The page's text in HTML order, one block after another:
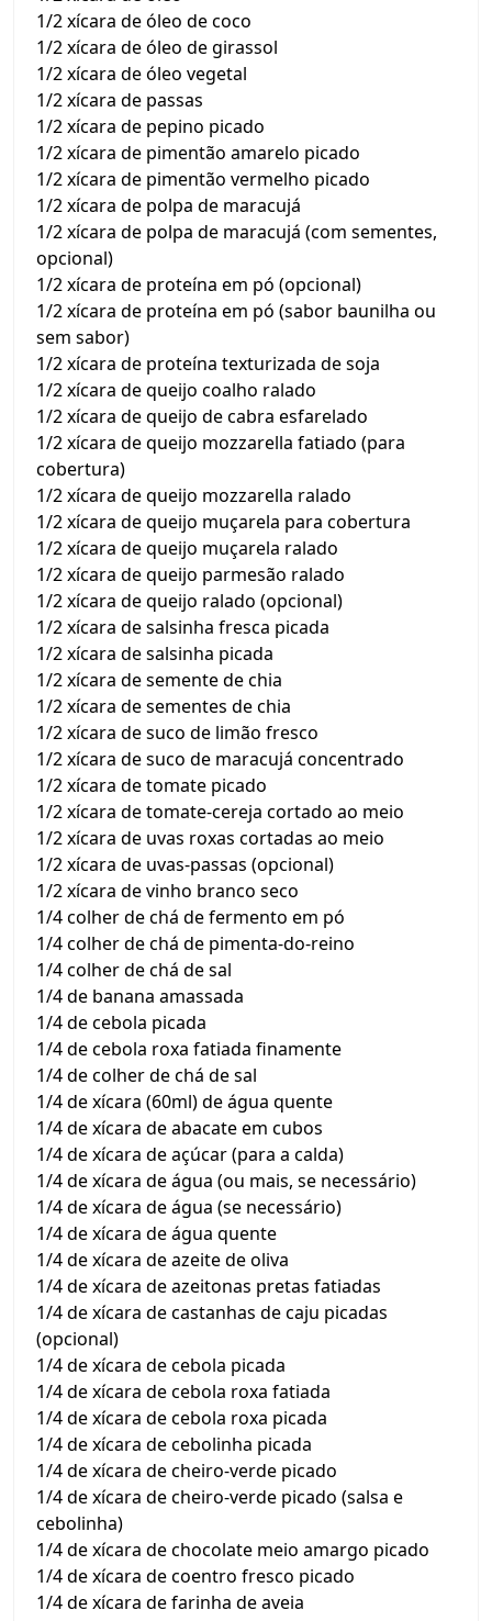
1/2 xícara de óleo de coco
1/2 xícara de óleo de girassol
1/2 xícara de óleo vegetal
1/2 xícara de passas
1/2 xícara de pepino picado
1/2 xícara de pimentão amarelo picado
1/2 xícara de pimentão vermelho picado
1/2 xícara de polpa de maracujá
1/2 xícara de polpa de maracujá (com sementes,
opcional)
1/2 xícara de proteína em pó (opcional)
1/2 xícara de proteína em pó (sabor baunilha ou
sem sabor)
1/2 xícara de proteína texturizada de soja
1/2 xícara de queijo coalho ralado
1/2 xícara de queijo de cabra esfarelado
1/2 xícara de queijo mozzarella fatiado (para
cobertura)
1/2 xícara de queijo mozzarella ralado
1/2 xícara de queijo muçarela para cobertura
1/2 xícara de queijo muçarela ralado
1/2 xícara de queijo parmesão ralado
1/2 xícara de queijo ralado (opcional)
1/2 xícara de salsinha fresca picada
1/2 xícara de salsinha picada
1/2 xícara de semente de chia
1/2 xícara de sementes de chia
1/2 xícara de suco de limão fresco
1/2 xícara de suco de maracujá concentrado
1/2 xícara de tomate picado
1/2 xícara de tomate-cereja cortado ao meio
1/2 xícara de uvas roxas cortadas ao meio
1/2 xícara de uvas-passas (opcional)
1/2 xícara de vinho branco seco
1/4 colher de chá de fermento em pó
1/4 colher de chá de pimenta-do-reino
1/4 colher de chá de sal
1/4 de banana amassada
1/4 de cebola picada
1/4 de cebola roxa fatiada finamente
1/4 de colher de chá de sal
1/4 de xícara (60ml) de água quente
1/4 de xícara de abacate em cubos
1/4 de xícara de açúcar (para a calda)
1/4 de xícara de água (ou mais, se necessário)
1/4 de xícara de água (se necessário)
1/4 de xícara de água quente
1/4 de xícara de azeite de oliva
1/4 de xícara de azeitonas pretas fatiadas
1/4 de xícara de castanhas de caju picadas
(opcional)
1/4 de xícara de cebola picada
1/4 de xícara de cebola roxa fatiada
1/4 de xícara de cebola roxa picada
1/4 de xícara de cebolinha picada
1/4 de xícara de cheiro-verde picado
1/4 de xícara de cheiro-verde picado (salsa e
cebolinha)
1/4 de xícara de chocolate meio amargo picado
1/4 de xícara de coentro fresco picado
1/4 de xícara de farinha de aveia